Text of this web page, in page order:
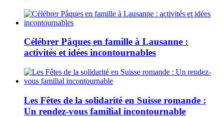
Célébrer Pâques en famille à Lausanne :
activités et idées incontournables
Les Fêtes de la solidarité en Suisse romande :
Un rendez-vous familial incontournable